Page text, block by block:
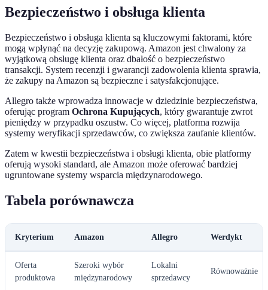
Bezpieczeństwo i obsługa klienta
Bezpieczeństwo i obsługa klienta są kluczowymi faktorami, które
mogą wpłynąć na decyzję zakupową. Amazon jest chwalony za
wyjątkową obsługę klienta oraz dbałość o bezpieczeństwo
transakcji. System recenzji i gwarancji zadowolenia klienta sprawia,
że zakupy na Amazon są bezpieczne i satysfakcjonujące.
Allegro także wprowadza innowacje w dziedzinie bezpieczeństwa,
oferując program Ochrona Kupujących, który gwarantuje zwrot
pieniędzy w przypadku oszustw. Co więcej, platforma rozwija
systemy weryfikacji sprzedawców, co zwiększa zaufanie klientów.
Zatem w kwestii bezpieczeństwa i obsługi klienta, obie platformy
oferują wysoki standard, ale Amazon może oferować bardziej
ugruntowane systemy wsparcia międzynarodowego.
Tabela porównawcza
Kryterium Amazon Allegro Werdykt
Oferta
produktowa
Szeroki wybór
międzynarodowy
Lokalni
sprzedawcy
Równoważnie